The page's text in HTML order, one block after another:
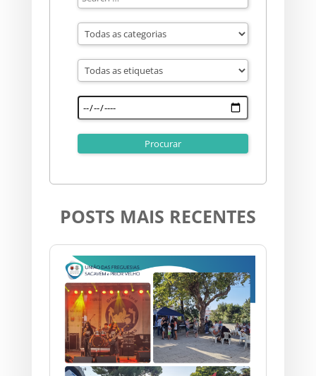
POSTS MAIS RECENTES